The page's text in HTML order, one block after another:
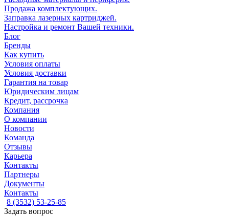
Продажа комплектующих.
Заправка лазерных картриджей.
Настройка и ремонт Вашей техники.
Блог
Бренды
Как купить
Условия оплаты
Условия доставки
Гарантия на товар
Юридическим лицам
Кредит, рассрочка
Компания
О компании
Новости
Команда
Отзывы
Карьера
Контакты
Партнеры
Документы
Контакты
8 (3532) 53-25-85
Задать вопрос